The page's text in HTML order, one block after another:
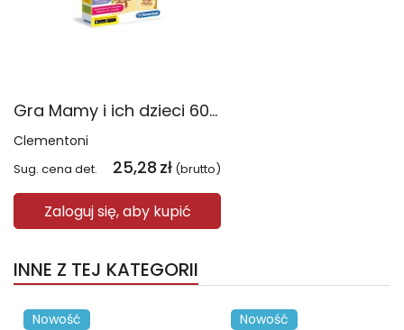
Gra Mamy i ich dzieci 60913
Clementoni
Sug. cena det. 25,28 zł (brutto)
Zaloguj się, aby kupić
INNE Z TEJ KATEGORII
Nowość Nowość